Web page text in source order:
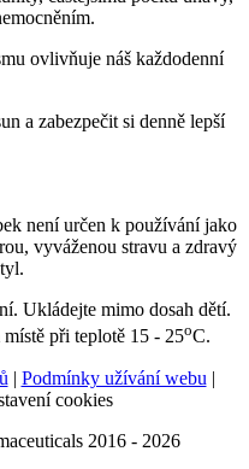
ovlivňuje náš každodenní
a zabezpečit si denně lepší
není určen k používání jako
vyváženou stravu a zdravý
Ukládejte mimo dosah dětí.
při teplotě 15 - 25oC.
| Podmínky užívání webu |
cookies
2016 - 2026